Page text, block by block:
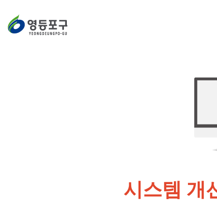
시스템 개